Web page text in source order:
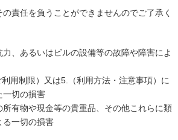
責任を負うことができませんのでご了承く
力、あるいはビルの設備等の故障や障害によ
利用制限）又は5.（利用方法・注意事項）に
一切の損害
所有物や現金等の貴重品、その他これらに類
る一切の損害